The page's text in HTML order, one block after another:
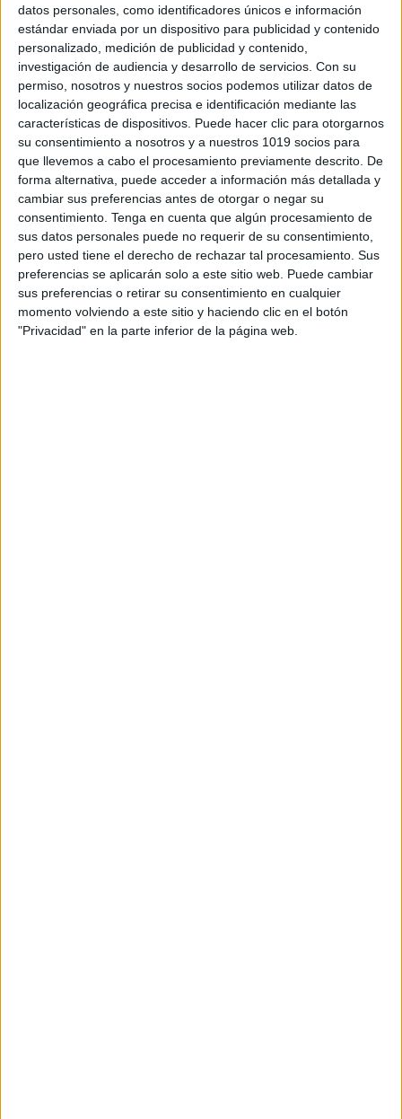
datos personales, como identificadores únicos e información
estándar enviada por un dispositivo para publicidad y contenido
personalizado, medición de publicidad y contenido,
investigación de audiencia y desarrollo de servicios. Con su
permiso, nosotros y nuestros socios podemos utilizar datos de
localización geográfica precisa e identificación mediante las
características de dispositivos. Puede hacer clic para otorgarnos
su consentimiento a nosotros y a nuestros 1019 socios para
que llevemos a cabo el procesamiento previamente descrito. De
forma alternativa, puede acceder a información más detallada y
cambiar sus preferencias antes de otorgar o negar su
consentimiento. Tenga en cuenta que algún procesamiento de
sus datos personales puede no requerir de su consentimiento,
pero usted tiene el derecho de rechazar tal procesamiento. Sus
preferencias se aplicarán solo a este sitio web. Puede cambiar
sus preferencias o retirar su consentimiento en cualquier
momento volviendo a este sitio y haciendo clic en el botón
"Privacidad" en la parte inferior de la página web.